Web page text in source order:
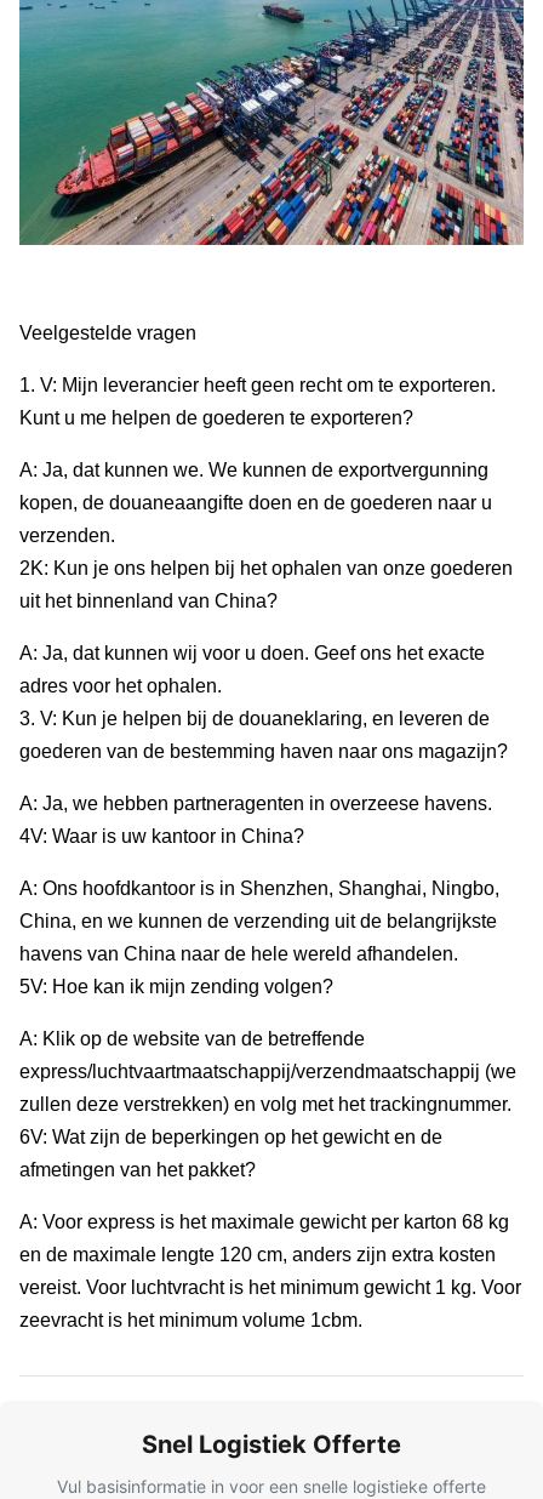
Veelgestelde vragen
1. V: Mijn leverancier heeft geen recht om te exporteren.
Kunt u me helpen de goederen te exporteren?
A: Ja, dat kunnen we. We kunnen de exportvergunning
kopen, de douaneaangifte doen en de goederen naar u
verzenden.
2K: Kun je ons helpen bij het ophalen van onze goederen
uit het binnenland van China?
A: Ja, dat kunnen wij voor u doen. Geef ons het exacte
adres voor het ophalen.
3. V: Kun je helpen bij de douaneklaring, en leveren de
goederen van de bestemming haven naar ons magazijn?
A: Ja, we hebben partneragenten in overzeese havens.
4V: Waar is uw kantoor in China?
A: Ons hoofdkantoor is in Shenzhen, Shanghai, Ningbo,
China, en we kunnen de verzending uit de belangrijkste
havens van China naar de hele wereld afhandelen.
5V: Hoe kan ik mijn zending volgen?
A: Klik op de website van de betreffende
express/luchtvaartmaatschappij/verzendmaatschappij (we
zullen deze verstrekken) en volg met het trackingnummer.
6V: Wat zijn de beperkingen op het gewicht en de
afmetingen van het pakket?
A: Voor express is het maximale gewicht per karton 68 kg
en de maximale lengte 120 cm, anders zijn extra kosten
vereist. Voor luchtvracht is het minimum gewicht 1 kg. Voor
zeevracht is het minimum volume 1cbm.
Snel Logistiek Offerte
Vul basisinformatie in voor een snelle logistieke offerte